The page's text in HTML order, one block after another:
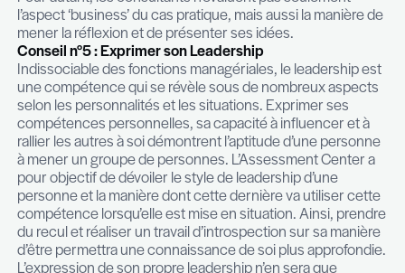
repérer rapidement les forces d’un candidat mais
failles et les dissonances dans une présentation,
analyse ou une attitude. Rester soi-même en
avant ses meilleures qualités tout en assumant
est gage de réussite.
Conseil n° 4 : Oser prendre des risques
La prise de décision, la vision stratégique, la
résultat, l’orientation client et les aptitudes
sont autant de compétences – parmi d’autres –
lors d’un Assessment Center. Oser prendre
démontre une capacité à prendre des risques et
un point de vue. Le jeu de rôle a également cette